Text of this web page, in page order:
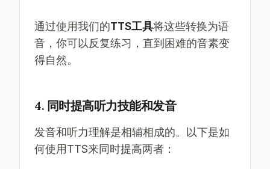
通过使用我们的TTS工具将这些转换为语
音，你可以反复练习，直到困难的音素变
得自然。
4. 同时提高听力技能和发音
发音和听力理解是相辅相成的。以下是如
何使用TTS来同时提高两者：